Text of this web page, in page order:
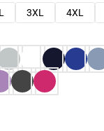
3XL 4XL